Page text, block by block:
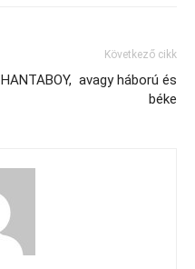
Következő cikk
HANTABOY, avagy háború és
béke